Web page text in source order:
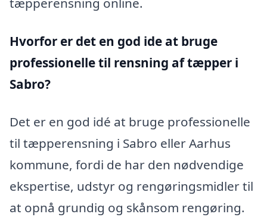
Hvorfor er det en god ide at bruge
professionelle til rensning af tæpper i
Sabro?
Det er en god idé at bruge professionelle
til tæpperensning i Sabro eller Aarhus
kommune, fordi de har den nødvendige
ekspertise, udstyr og rengøringsmidler til
at opnå grundig og skånsom rengøring.